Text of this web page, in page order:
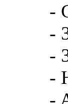
-
-
-
-
-